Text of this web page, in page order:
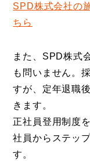
SPD株式会社の
ちら
また、SPD株式
も問いません。
すが、定年退職
きます。
正社員登用制度
社員からステッ
す。